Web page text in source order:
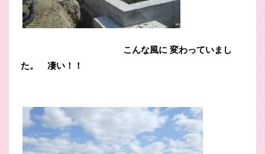
こんな風に 変わっていまし
た。 凄い！！